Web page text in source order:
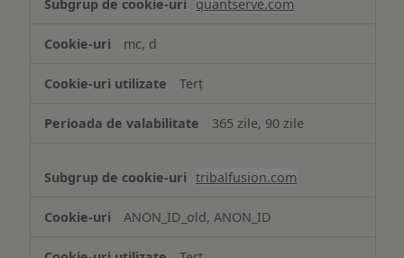
quantserve.com
mc, d
Terț
365 zile, 90 zile
tribalfusion.com
ANON_ID_old, ANON_ID